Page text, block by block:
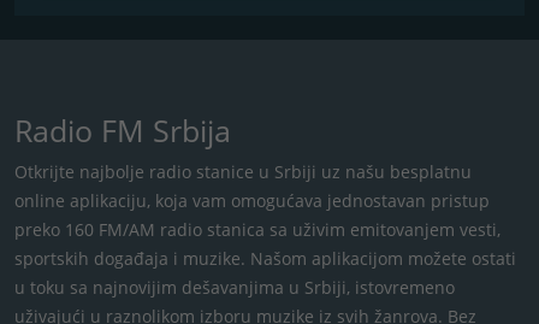
Radio FM Srbija
Otkrijte najbolje radio stanice u Srbiji uz našu besplatnu
online aplikaciju, koja vam omogućava jednostavan pristup
preko 160 FM/AM radio stanica sa uživim emitovanjem vesti,
sportskih događaja i muzike. Našom aplikacijom možete ostati
u toku sa najnovijim dešavanjima u Srbiji, istovremeno
uživajući u raznolikom izboru muzike iz svih žanrova. Bez